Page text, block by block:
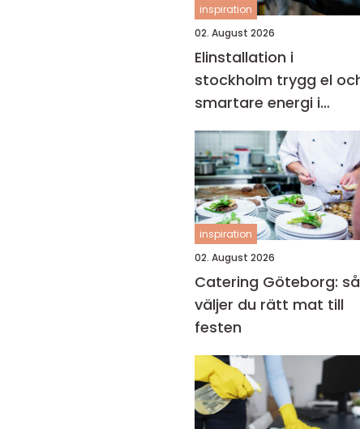
inspiration
02. August 2026
Elinstallation i
stockholm trygg el och
smartare energi i
vardagen
inspiration
02. August 2026
Catering Göteborg: så
väljer du rätt mat till
festen